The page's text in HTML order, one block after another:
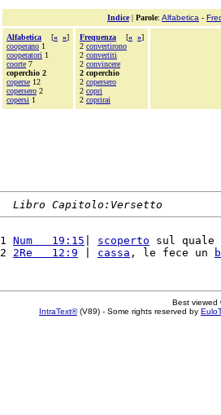
Indice| Parole: Alfabetica -
Alfabetica [« »]
cooperano 1
cooperatori 1
coorte 7
coperchio 2
coperse 12
copersero 2
copersi 1
Frequenza [« »]
2 convertirono
2 convertiti
2 convincere
2 coperchio
2 copersero
2 copri
2 coprirai
Libro Capitolo:Versetto
1 Num   19:15 scoperto sul quale
2 2Re   12:9 cassa , le fece un
Best viewed
IntraText®(V89) - Some rights reserved by